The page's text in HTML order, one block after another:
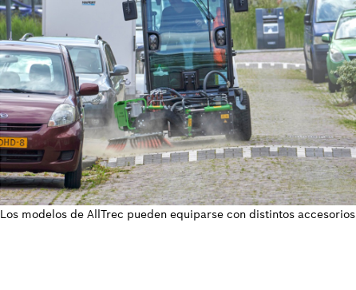
Los modelos de AllTrec pueden equiparse con distintos accesorios